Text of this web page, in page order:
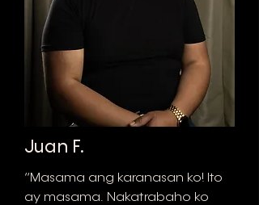
Juan F.
“Masama ang karanasan ko! Ito
ay masama. Nakatrabaho ko